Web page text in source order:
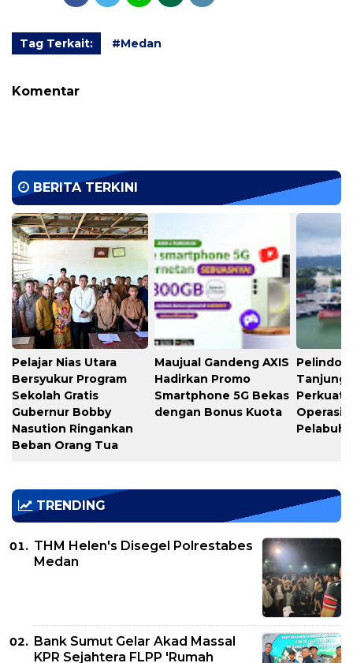
Tag Terkait: #Medan
Komentar
BERITA TERKINI
Pelajar Nias Utara
Bersyukur Program
Sekolah Gratis
Gubernur Bobby
Nasution Ringankan
Beban Orang Tua
Maujual Gandeng AXIS
Hadirkan Promo
Smartphone 5G Bekas
dengan Bonus Kuota
Pelindo
Tanjung
Perkuat
TRENDING
THM Helen's Disegel Polrestabes
Medan
Bank Sumut Gelar Akad Massal
KPR Sejahtera FLPP 'Rumah